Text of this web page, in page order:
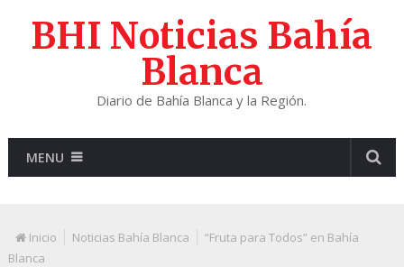
BHI Noticias Bahía
Blanca
Diario de Bahía Blanca y la Región.
MENU
Inicio Noticias Bahía Blanca
“Fruta para Todos” en Bahía
Blanca